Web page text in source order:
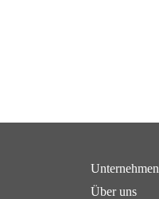
Unternehmen
Über uns